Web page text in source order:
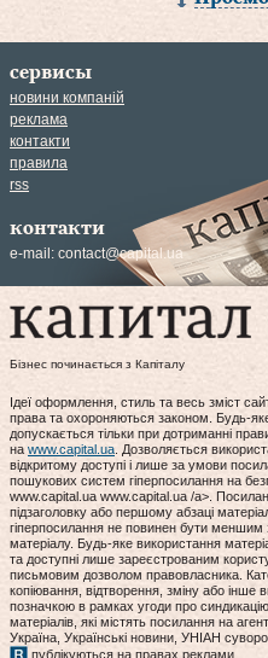
сервисы
новини компаній
реклама
контакти
правила
rss
контакти
e-mail: contact@capital.ua
Бізнес починається з Капіталу
Ідеї оформлення, стиль та весь зміст
права та охороняються законом. Будь-
допускається тільки при дотриманні
на www.capital.ua . Дозволяється
відкритому доступі і лише за умови
пошукових систем гіперпосилання на
www.capital.ua www.capital.ua /a>.
підзаголовку або першому абзаці
гіперпосилання не повинен бути
матеріалу. Будь-яке використання
та доступні лише зареєстрованим
письмовим дозволом правовласника.
копіювання, відтворення, зміну або інше
позначкою в рамках угоди про
матеріалів, які містять посилання на
Україна, Українські новини, УНІАН
публікуються на правах реклами.